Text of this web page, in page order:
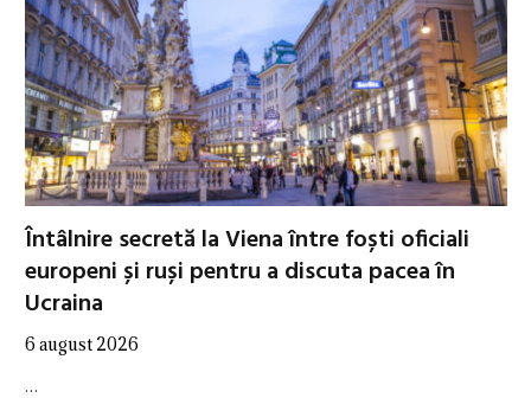
Întâlnire secretă la Viena între foști oficiali
europeni și ruși pentru a discuta pacea în
Ucraina
6 august 2026
…